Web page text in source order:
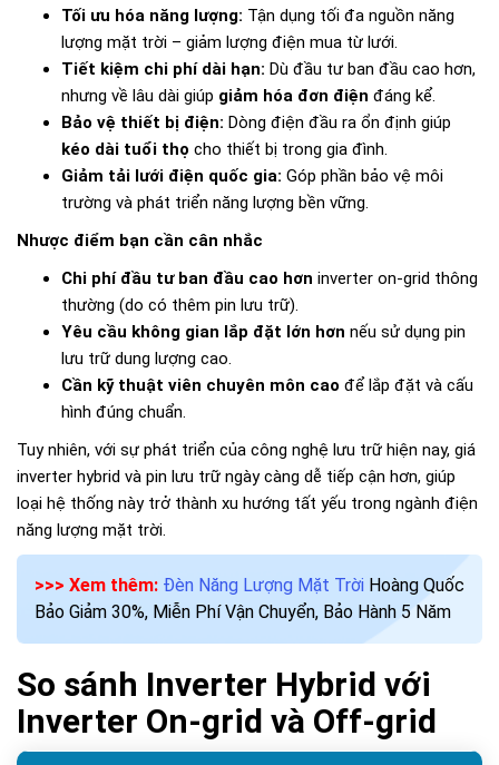
Tối ưu hóa năng lượng: Tận dụng tối đa nguồn năng
lượng mặt trời – giảm lượng điện mua từ lưới.
Tiết kiệm chi phí dài hạn: Dù đầu tư ban đầu cao hơn,
nhưng về lâu dài giúp giảm hóa đơn điện đáng kể.
Bảo vệ thiết bị điện: Dòng điện đầu ra ổn định giúp
kéo dài tuổi thọ cho thiết bị trong gia đình.
Giảm tải lưới điện quốc gia: Góp phần bảo vệ môi
trường và phát triển năng lượng bền vững.
Nhược điểm bạn cần cân nhắc
Chi phí đầu tư ban đầu cao hơn inverter on-grid thông
thường (do có thêm pin lưu trữ).
Yêu cầu không gian lắp đặt lớn hơn nếu sử dụng pin
lưu trữ dung lượng cao.
Cần kỹ thuật viên chuyên môn cao để lắp đặt và cấu
hình đúng chuẩn.
Tuy nhiên, với sự phát triển của công nghệ lưu trữ hiện nay, giá
inverter hybrid và pin lưu trữ ngày càng dễ tiếp cận hơn, giúp
loại hệ thống này trở thành xu hướng tất yếu trong ngành điện
năng lượng mặt trời.
>>> Xem thêm: Đèn Năng Lượng Mặt Trời Hoàng Quốc
Bảo Giảm 30%, Miễn Phí Vận Chuyển, Bảo Hành 5 Năm
So sánh Inverter Hybrid với
Inverter On-grid và Off-grid